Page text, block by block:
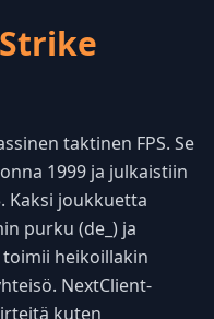
taktinen FPS. Se
1999 ja julkaistiin
Kaksi joukkuetta
purku (de_) ja
toimii heikoillakin
NextClient-
kuten